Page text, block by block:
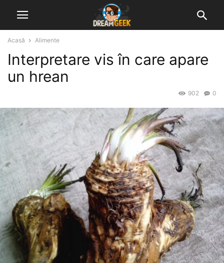
Acasă Alimente
Interpretare vis în care apare
un hrean
0
902